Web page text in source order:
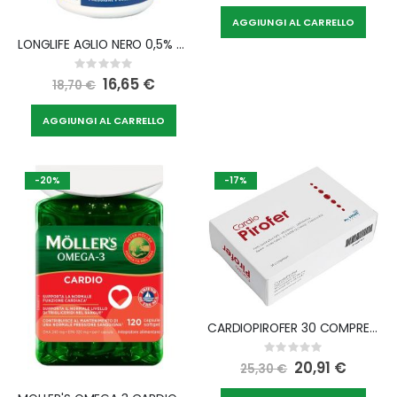
LONGLIFE AGLIO NERO 0,5% SAC 60 CAPSULE VEGETALI SENZA GLUTINE
Rating:
0%
18,70 € Special
Price
16,65 €
AGGIUNGI AL CARRELLO
AGGIUNGI AL CARRELLO
-20% -17%
CARDIOPIROFER 30 COMPRESSE DA 950 MG
Rating:
0%
25,30 € Special
Price
20,91 €